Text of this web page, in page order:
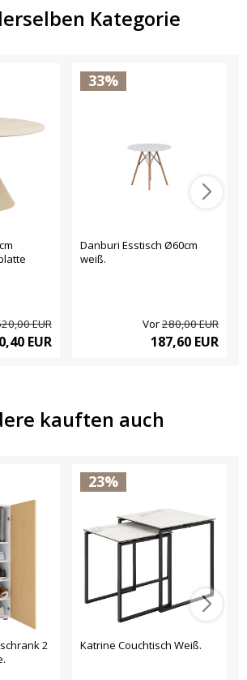
Kategorie
EUR
EUR
33%
Danburi Esstisch Ø60cm
weiß.
Vor280,00 EUR
187,60 EUR
kauften auch
2
23%
Katrine Couchtisch Weiß.